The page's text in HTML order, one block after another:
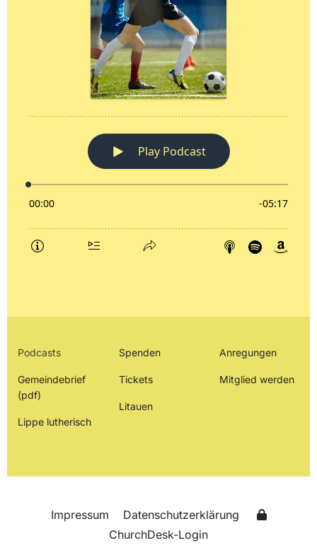
Podcasts
Gemeindebrief
(pdf)
Lippe lutherisch
Spenden
Tickets
Litauen
Anregungen
Mitglied werden
Impressum
Datenschutzerklärung
ChurchDesk-Login